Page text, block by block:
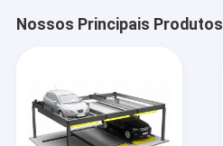
Nossos Principais Produtos